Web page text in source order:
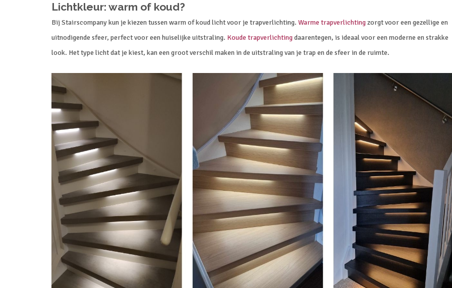
Lichtkleur: warm of koud?
Bij Stairscompany kun je kiezen tussen warm of koud licht voor je trapverlichting. Warme trapverlichtingzorgt voor een gezellige en
uitnodigende sfeer, perfect voor een huiselijke uitstraling. Koude trapverlichtingdaarentegen, is ideaal voor een moderne en strakke
look. Het type licht dat je kiest, kan een groot verschil maken in de uitstraling van je trap en de sfeer in de ruimte.